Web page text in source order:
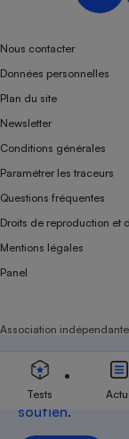
Soutenez-nous
Aujourd'hui plus
soutien.
Nous contacter
Données personnelles
Plan du site
Newsletter
Conditions générales
Paramétrer les traceurs
Questions fréquentes
Droits de reproduction et
Mentions légales
Panel
Association
Tests